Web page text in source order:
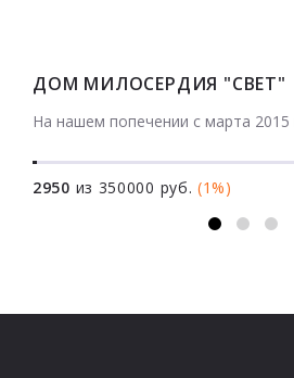
ДОМ МИЛОСЕРДИЯ "СВЕТ"
На нашем попечении с марта 2015
2950 из 350000 руб.(1%)